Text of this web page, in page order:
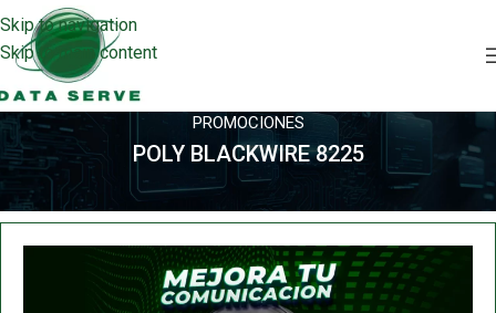
Skip to navigation
Skip to main content
PROMOCIONES
POLY BLACKWIRE 8225